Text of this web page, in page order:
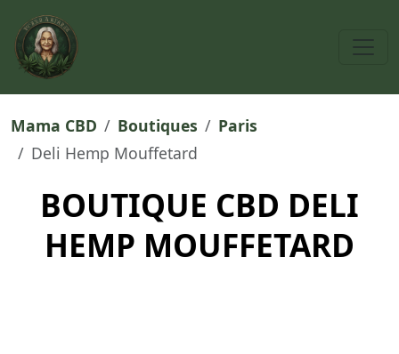
Mama CBD Boutiques
Paris
Deli Hemp Mouffetard
BOUTIQUE CBD DELI
HEMP MOUFFETARD